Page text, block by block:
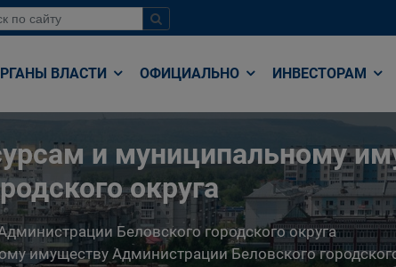
ВЛАСТИ ОФИЦИАЛЬНО ИНВЕСТОРАМ
и муниципальному
округа
Беловского городского округа
имуществу Администрации Беловского